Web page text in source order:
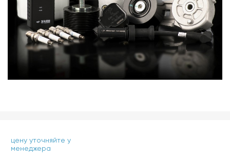
цену уточняйте у
менеджера